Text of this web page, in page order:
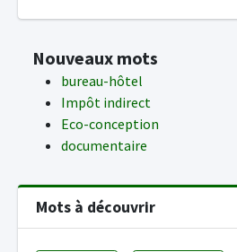
Nouveaux mots
bureau-hôtel
Impôt indirect
Eco-conception
documentaire
Mots à découvrir